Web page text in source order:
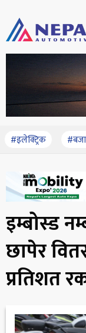
#इलेक्ट्रिक
इम्बोस्ड
छापेर
प्रतिशत